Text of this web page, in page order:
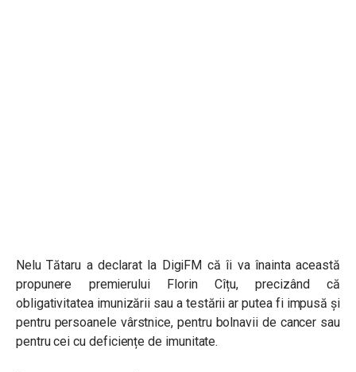
Nelu Tătaru a declarat la DigiFM că îi va înainta această
propunere premierului Florin Cîțu, precizând că
obligativitatea imunizării sau a testării ar putea fi impusă și
pentru persoanele vârstnice, pentru bolnavii de cancer sau
pentru cei cu deficiențe de imunitate.